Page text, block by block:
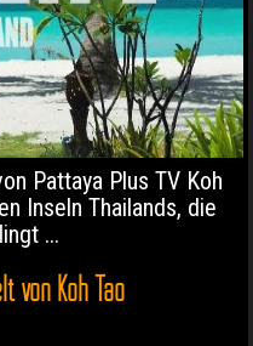
Pattaya Plus TV Koh
Inseln Thailands, die
...
von Koh Tao